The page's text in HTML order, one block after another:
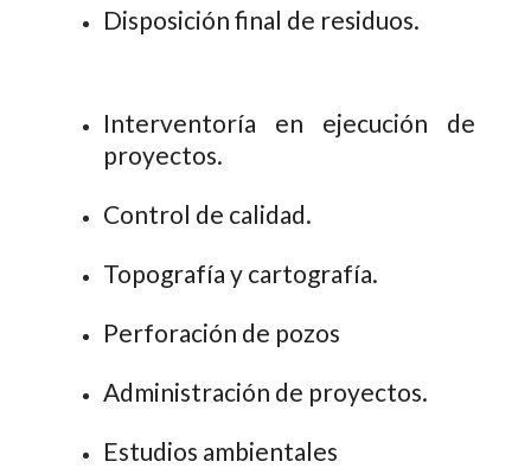
Disposición final de residuos.
Interventoría en ejecución de
proyectos.
Control de calidad.
Topografía y cartografía.
Perforación de pozos
Administración de proyectos.
Estudios ambientales